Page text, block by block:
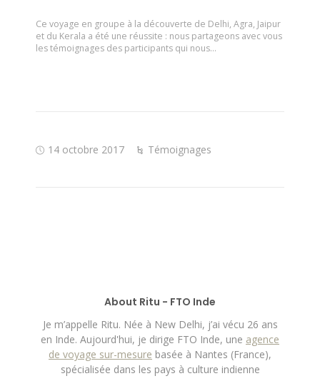
Ce voyage en groupe à la découverte de Delhi, Agra, Jaipur
et du Kerala a été une réussite : nous partageons avec vous
les témoignages des participants qui nous…
14 octobre 2017 Témoignages
About Ritu - FTO Inde
Je m’appelle Ritu. Née à New Delhi, j’ai vécu 26 ans
en Inde. Aujourd'hui, je dirige FTO Inde, une agence
de voyage sur-mesure basée à Nantes (France),
spécialisée dans les pays à culture indienne